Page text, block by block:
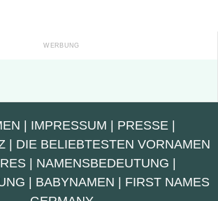
| IMPRESSUM | PRESSE |
| DIE BELIEBTESTEN VORNAMEN
| NAMENSBEDEUTUNG |
| BABYNAMEN | FIRST NAMES